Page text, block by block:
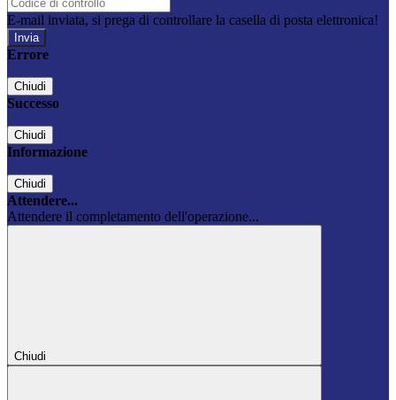
E-mail inviata, si prega di controllare la casella di posta elettronica!
Errore
Chiudi
Successo
Chiudi
Informazione
Chiudi
Attendere...
Attendere il completamento dell'operazione...
Chiudi